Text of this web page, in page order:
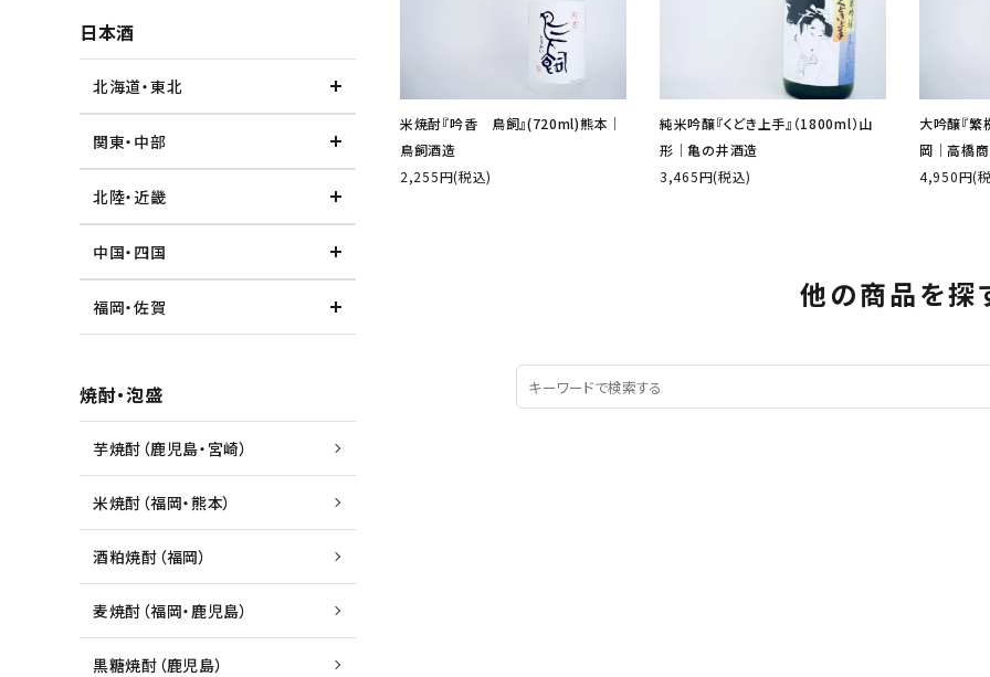
米焼酎『吟香 鳥飼』(720ml)熊本│
鳥飼酒造
2,255円(税込)
純米吟醸『くどき上手』（1800ml）山
形│亀の井酒造
3,465円(税込)
大吟醸『繁
岡│高橋
4,950円(
他の商品を探
日本酒
北海道・東北
関東・中部
北陸・近畿
中国・四国
福岡・佐賀
焼酎・泡盛
芋焼酎（鹿児島・宮崎）
米焼酎（福岡・熊本）
酒粕焼酎（福岡）
麦焼酎（福岡・鹿児島）
黒糖焼酎（鹿児島）